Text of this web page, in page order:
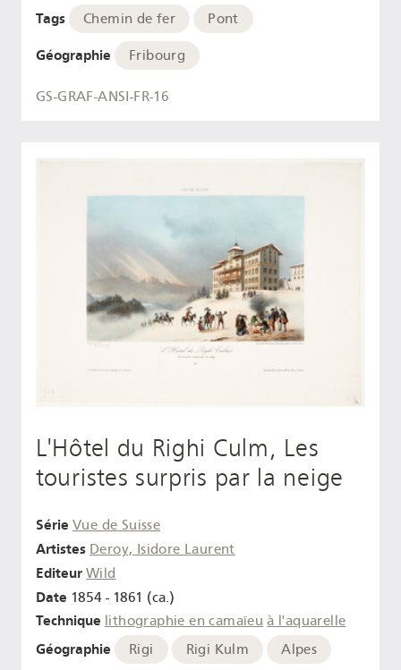
Tags Chemin de fer Pont
Géographie Fribourg
GS-GRAF-ANSI-FR-16
L'Hôtel du Righi Culm, Les
touristes surpris par la neige
Série Vue de Suisse
Artistes Deroy, Isidore Laurent
Editeur Wild
Date 1854 - 1861 (ca.)
Technique lithographie en camaïeu à l'aquarelle
Géographie Rigi Rigi Kulm Alpes